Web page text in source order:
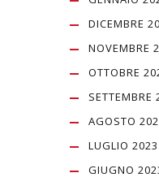
DICEMBRE
NOVEMBRE
OTTOBRE
SETTEMBRE
AGOSTO
LUGLIO 2023
GIUGNO